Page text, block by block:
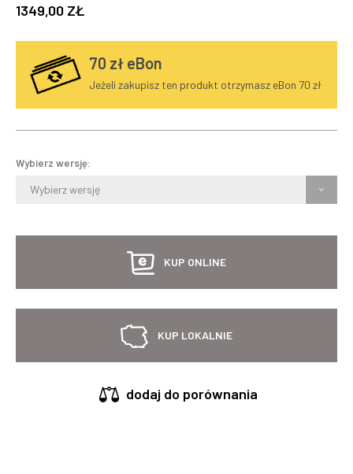
1349,00 ZŁ
70 zł eBon
Jeżeli zakupisz ten produkt otrzymasz eBon 70 zł
Wybierz wersję:
Wybierz wersję
KUP ONLINE
KUP LOKALNIE
dodaj do porównania